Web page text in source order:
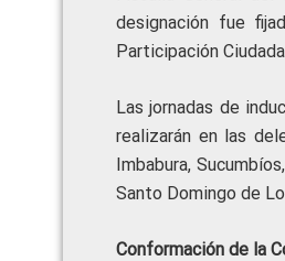
designación fue
Participación
Las jornadas de
realizarán en las
Imbabura,
Santo Domingo de
Conformación de la